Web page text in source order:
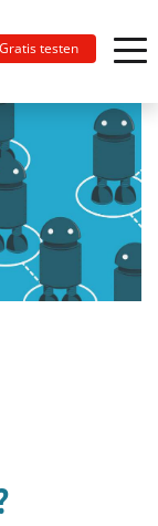
Gratis testen